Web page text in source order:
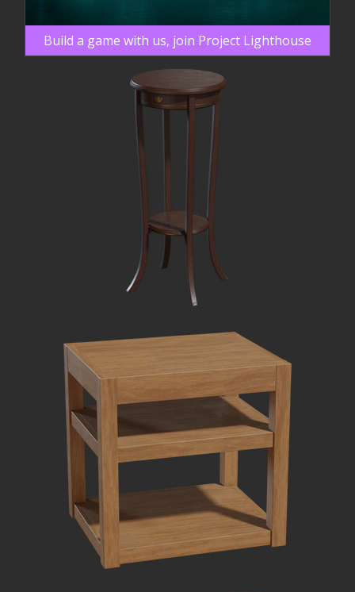
Build a game with us, join Project Lighthouse